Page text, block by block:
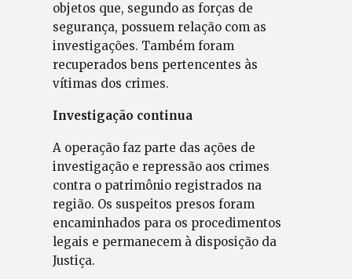
objetos que, segundo as forças de
segurança, possuem relação com as
investigações. Também foram
recuperados bens pertencentes às
vítimas dos crimes.
Investigação continua
A operação faz parte das ações de
investigação e repressão aos crimes
contra o patrimônio registrados na
região. Os suspeitos presos foram
encaminhados para os procedimentos
legais e permanecem à disposição da
Justiça.